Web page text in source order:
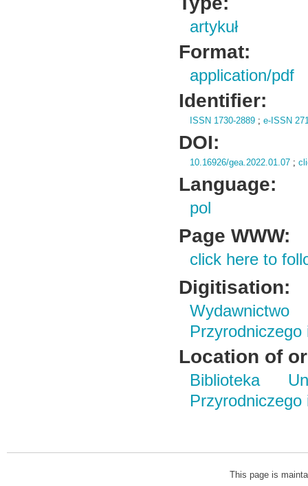
artykuł
Format:
application/pdf
Identifier:
ISSN 1730-2889 ;e-ISSN
DOI:
10.16926/gea.2022.01.07 ;
Language:
pol
Page WWW:
click here to
Digitisation:
Przyrodniczego
Location of
Biblioteka
Przyrodniczego
This page is